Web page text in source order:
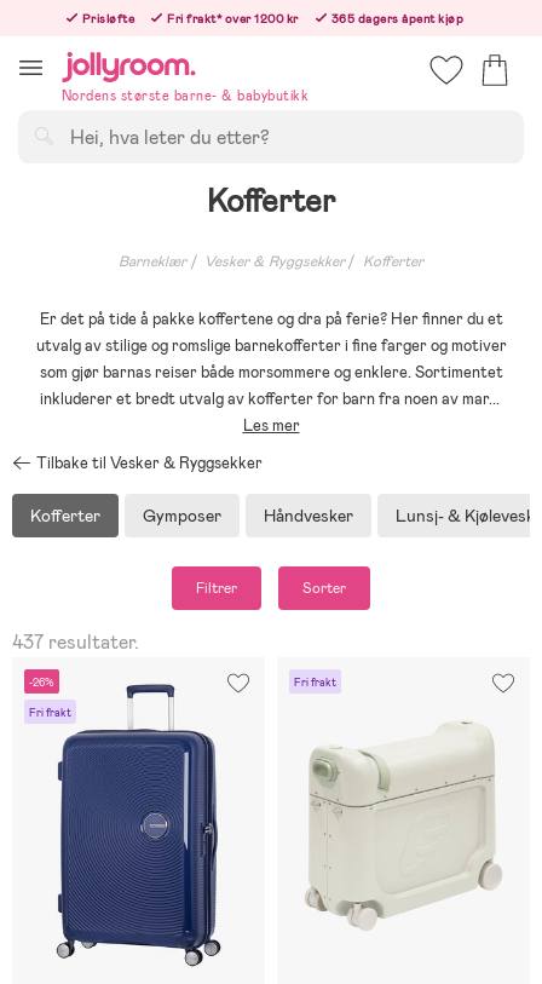
innehållet
Prisløfte Fri frakt* over 1200 kr
365 dagers åpent kjøp
Nordens største barne- & babybutikk
Kofferter
Barneklær Vesker & Ryggsekker Kofferter
Er det på tide å pakke koffertene og dra på ferie? Her finner du et
utvalg av stilige og romslige barnekofferter i fine farger og motiver
som gjør barnas reiser både morsommere og enklere. Sortimentet
inkluderer et bredt utvalg av kofferter for barn fra noen av mar...
Les mer
Tilbake til Vesker & Ryggsekker
Kofferter Gymposer Håndvesker Lunsj- &
Filtrer Sorter
437 resultater.
-26%
Fri frakt
Fri frakt